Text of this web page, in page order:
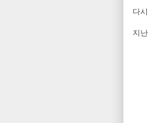
다
지